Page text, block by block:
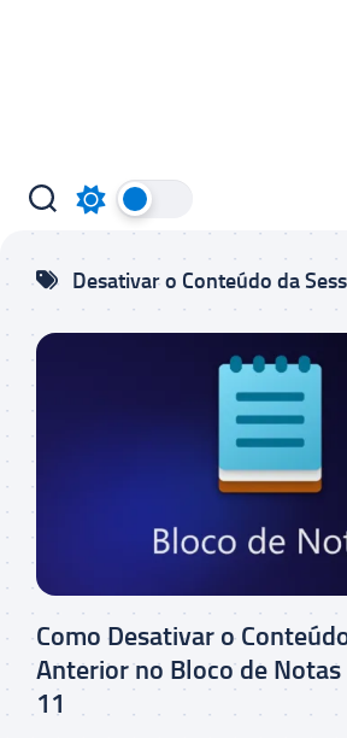
Desativar o Conteúdo da
Como Desativar o
Anterior no Bloco de
11